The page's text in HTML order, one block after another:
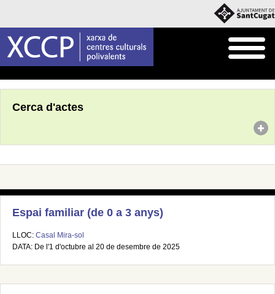
Cerca d'actes
Espai familiar (de 0 a 3 anys)
LLOC: Casal Mira-sol
DATA: De l'1 d'octubre al 20 de desembre de 2025